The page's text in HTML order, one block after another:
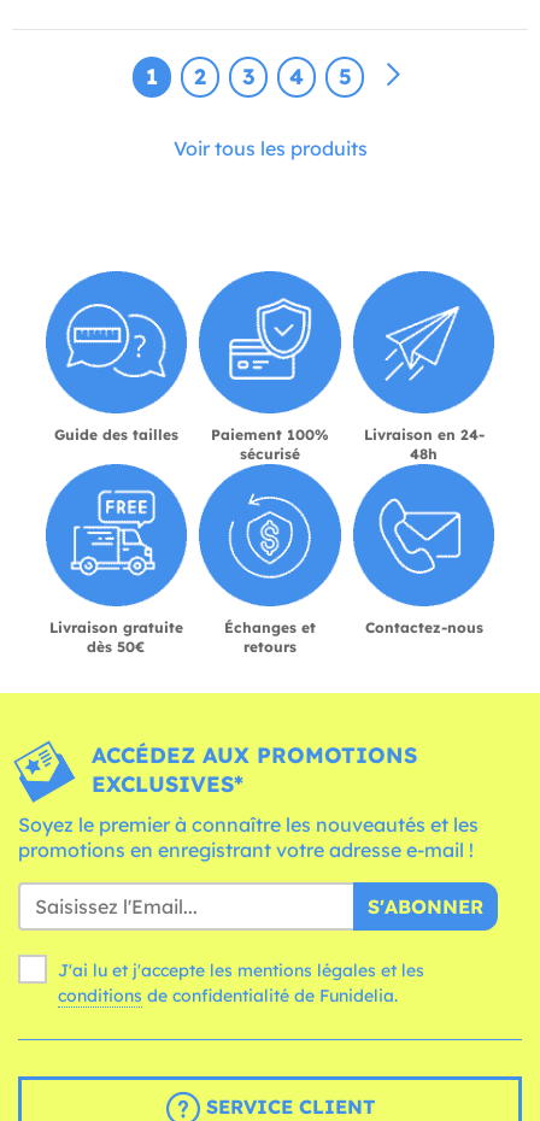
1 2 3 4 5
Voir tous les produits
Guide des tailles
Paiement 100%
sécurisé
Livraison en 24-
48h
Livraison gratuite
dès 50€
Échanges et
retours
Contactez-nous
ACCÉDEZ AUX PROMOTIONS
EXCLUSIVES*
Soyez le premier à connaître les nouveautés et les
promotions en enregistrant votre adresse e-mail !
S'ABONNER
J'ai lu et j'accepte les mentions légales et les
conditions de confidentialité de Funidelia.
SERVICE CLIENT